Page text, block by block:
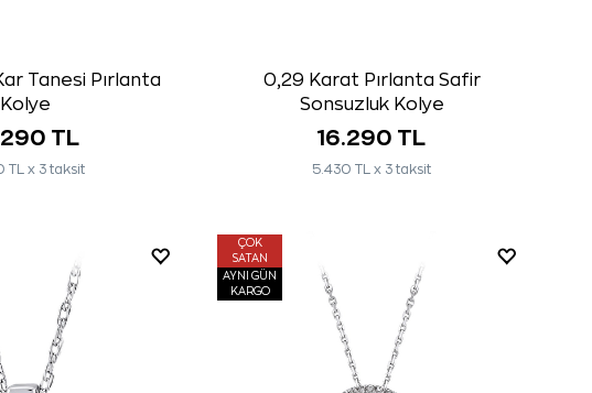
Tanesi Pırlanta
Kolye
TL
TL x 3 taksit
0,29 Karat Pırlanta Safir
Sonsuzluk Kolye
16.290 TL
5.430 TL x 3 taksit
ÇOK
SATAN
AYNI GÜN
KARGO